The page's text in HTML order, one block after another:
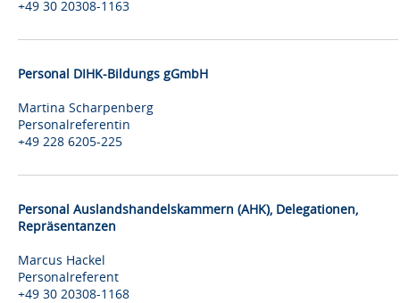
+49 30 20308-1163
Personal DIHK-Bildungs gGmbH
Martina Scharpenberg
Personalreferentin
+49 228 6205-225
Personal Auslandshandelskammern (AHK), Delegationen,
Repräsentanzen
Marcus Hackel
Personalreferent
+49 30 20308-1168